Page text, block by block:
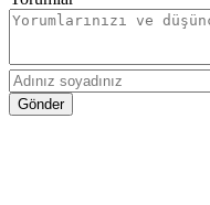
Gönder